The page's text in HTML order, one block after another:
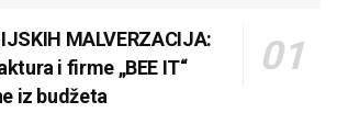
MALVERZACIJA:
i firme „BEE IT“
iz budžeta